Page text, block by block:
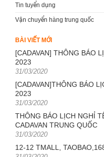
Tin tuyển dụng
Vận chuyển hàng trung quốc
BÀI VIẾT MỚI
[CADAVAN] THÔNG BÁO
2023
Posted
31/03/2020
[CADAVAN]THÔNG BÁO
2023
Posted
31/03/2020
THÔNG BÁO LỊCH NGHỈ
CADAVAN TRUNG QUỐC
Posted
31/03/2020
12-12 TMALL,